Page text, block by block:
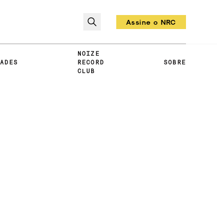
Assine o NRC
NOIZE
RECORD
CLUB
SOBRE